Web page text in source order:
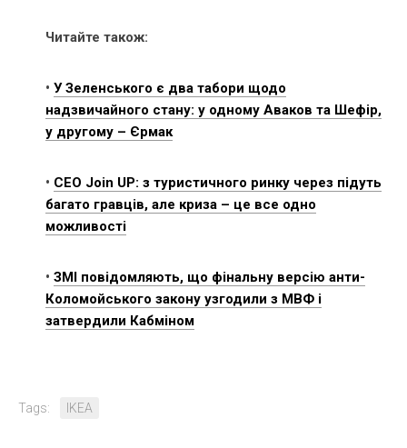
Читайте також:
• У Зеленського є два табори щодо
надзвичайного стану: у одному Аваков та Шефір,
у другому – Єрмак
• CEO Join UP: з туристичного ринку через підуть
багато гравців, але криза – це все одно
можливості
• ЗМІ повідомляють, що фінальну версію анти-
Коломойського закону узгодили з МВФ і
затвердили Кабміном
Tags: IKEA